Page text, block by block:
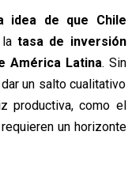
idea de que Chile
latasa de inversión
América Latina. Sin
un salto cualitativo
productiva, como el
un horizonte